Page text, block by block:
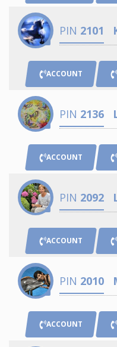
PIN 2101
ACCOUNT
PIN 2136
ACCOUNT
PIN 2092
ACCOUNT
PIN 2010
ACCOUNT